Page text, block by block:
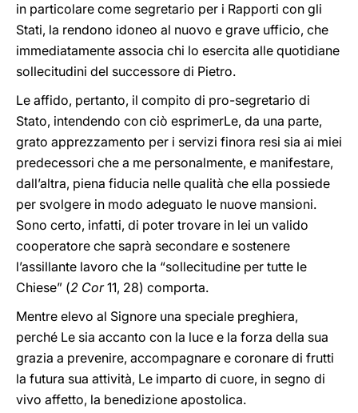
in particolare come segretario per i Rapporti con gli
Stati, la rendono idoneo al nuovo e grave ufficio, che
immediatamente associa chi lo esercita alle quotidiane
sollecitudini del successore di Pietro.
Le affido, pertanto, il compito di pro-segretario di
Stato, intendendo con ciò esprimerLe, da una parte,
grato apprezzamento per i servizi finora resi sia ai miei
predecessori che a me personalmente, e manifestare,
dall’altra, piena fiducia nelle qualità che ella possiede
per svolgere in modo adeguato le nuove mansioni.
Sono certo, infatti, di poter trovare in lei un valido
cooperatore che saprà secondare e sostenere
l’assillante lavoro che la “sollecitudine per tutte le
Chiese” (2 Cor11, 28) comporta.
Mentre elevo al Signore una speciale preghiera,
perché Le sia accanto con la luce e la forza della sua
grazia a prevenire, accompagnare e coronare di frutti
la futura sua attività, Le imparto di cuore, in segno di
vivo affetto, la benedizione apostolica.